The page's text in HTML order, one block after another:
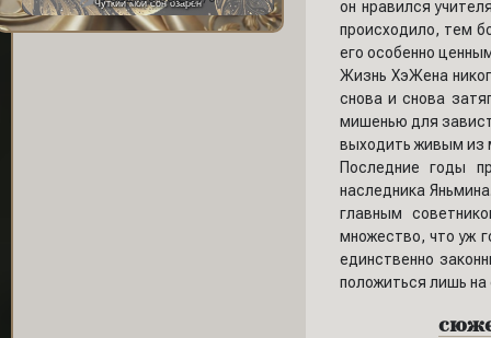
Чуткий мой сон озарен
он нравился
происходило, тем
его особенно
Жизнь ХэЖена
снова и снова
мишенью для
выходить живым из
Последние годы
наследника
главным
множество, что уж
единственно
положиться лишь